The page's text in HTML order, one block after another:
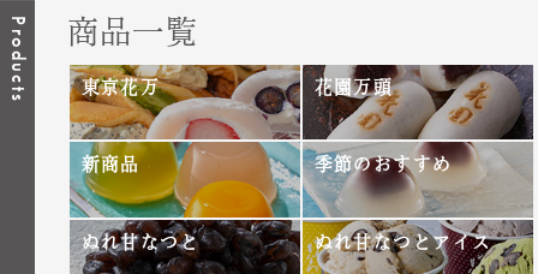
Products 商品一覧
東京花万 花園万頭
新商品 季節のおすすめ
ぬれ甘なつと ぬれ甘なつとアイス